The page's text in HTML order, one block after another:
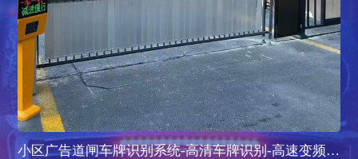
小区广告道闸车牌识别系统-高清车牌识别-高速变频道闸